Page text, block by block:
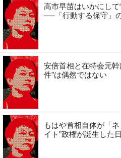
高市早苗はいかにして
──「行動する保守」
安倍首相と在特会元
件”は偶然ではない
もはや首相自体が「
イト”政権が誕生した日